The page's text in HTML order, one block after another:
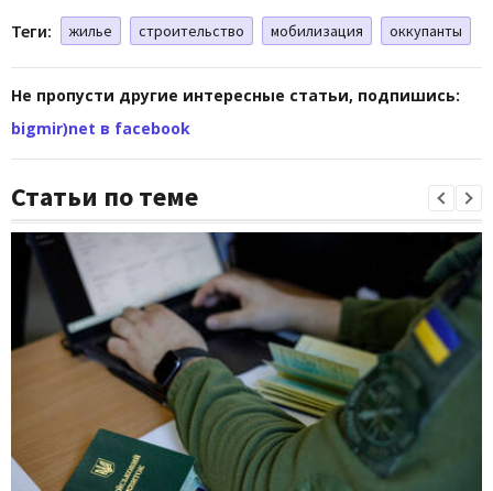
Теги: жилье строительство мобилизация оккупанты
Не пропусти другие интересные статьи, подпишись:
bigmir)net в facebook
Статьи по теме